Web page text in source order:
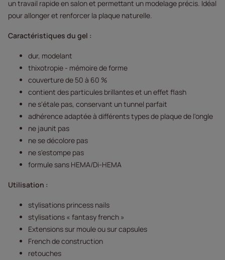
un travail rapide en salon et permettant un modelage précis. Idéal
pour allonger et renforcer la plaque naturelle.
Caractéristiques du gel :
dur, modelant
thixotropie - mémoire de forme
couverture de 50 à 60 %
contient des particules brillantes et un effet flash
ne s'étale pas, conservant un tunnel parfait
adhérence adaptée à différents types de plaque de l'ongle
ne jaunit pas
ne se décolore pas
ne s'estompe pas
formule sans HEMA/Di-HEMA
Utilisation :
stylisations princess nails
stylisations « fantasy french »
Extensions sur moule ou sur capsules
French de construction
retouches